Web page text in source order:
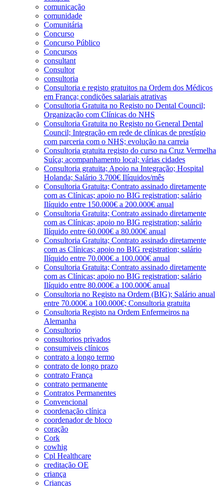
comunicação
comunidade
Comunitária
Concurso
Concurso Público
Concursos
consultant
Consultor
consultoria
Consultoria e registo gratuitos na Ordem dos Médicos
em França; condições salariais atrativas
Consultoria Gratuita no Registo no Dental Council;
Organização com Clínicas do NHS
Consultoria Gratuita no Registo no General Dental
Council; Integração em rede de clínicas de prestígio
com parceria com o NHS; evolução na carreia
Consultoria gratuita registo do curso na Cruz Vermelha
Suíça; acompanhamento local; várias cidades
Consultoria gratuita; Apoio na Integração; Hospital
Holanda; Salário 3.700€ Ilíquidos/mês
Consultoria Gratuita; Contrato assinado diretamente
com as Clínicas; apoio no BIG registration; salário
Ilíquido entre 150.000€ a 200.000€ anual
Consultoria Gratuita; Contrato assinado diretamente
com as Clínicas; apoio no BIG registration; salário
Ilíquido entre 60.000€ a 80.000€ anual
Consultoria Gratuita; Contrato assinado diretamente
com as Clínicas; apoio no BIG registration; salário
Ilíquido entre 70.000€ a 100.000€ anual
Consultoria Gratuita; Contrato assinado diretamente
com as Clínicas; apoio no BIG registration; salário
Ilíquido entre 80.000€ a 100.000€ anual
Consultoria no Registo na Ordem (BIG); Salário anual
entre 70.000€ a 100.000€; Consultoria gratuita
Consultoria Registo na Ordem Enfermeiros na
Alemanha
Consultorio
consultorios privados
consumiveis clínicos
contrato a longo termo
contrato de longo prazo
contrato França
contrato permanente
Contratos Permanentes
Convencional
coordenação clínica
coordenador de bloco
coração
Cork
cowhig
Cpl Healthcare
creditação OE
criança
Crianças